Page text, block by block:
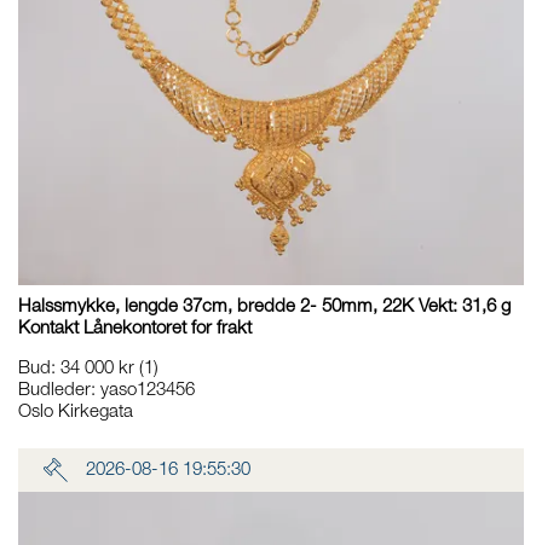
Halssmykke, lengde 37cm, bredde 2- 50mm, 22K Vekt: 31,6 g
Kontakt Lånekontoret for frakt
Bud: 34 000 kr (1)
Budleder: yaso123456
Oslo Kirkegata
2026-08-16 19:55:30